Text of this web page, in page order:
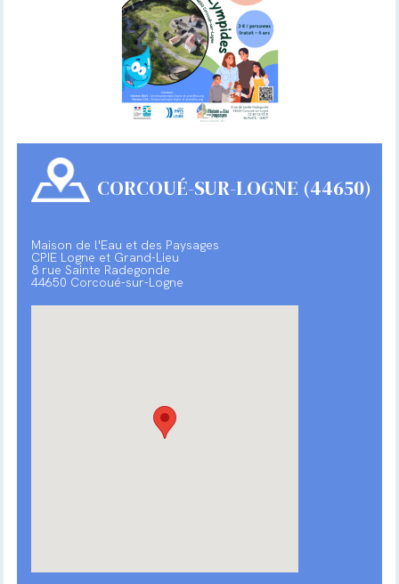
CORCOUÉ-SUR-LOGNE (44650)
Maison de l'Eau et des Paysages
CPIE Logne et Grand-Lieu
8 rue Sainte Radegonde
44650 Corcoué-sur-Logne